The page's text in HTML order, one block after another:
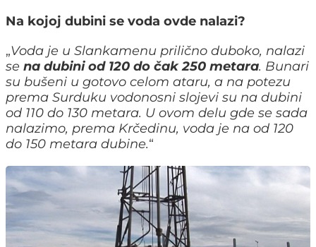
Na kojoj dubini se voda ovde nalazi?
„Voda je u Slankamenu prilično duboko, nalazi
se na dubini od 120 do čak 250 metara. Bunari
su bušeni u gotovo celom ataru, a na potezu
prema Surduku vodonosni slojevi su na dubini
od 110 do 130 metara. U ovom delu gde se sada
nalazimo, prema Krčedinu, voda je na od 120
do 150 metara dubine.“